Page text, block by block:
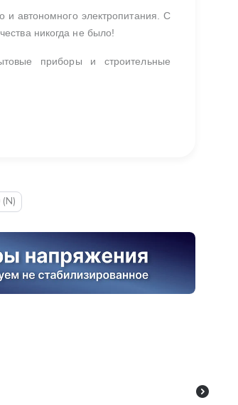
и автономного электропитания. С
никогда не было!
приборы и строительные